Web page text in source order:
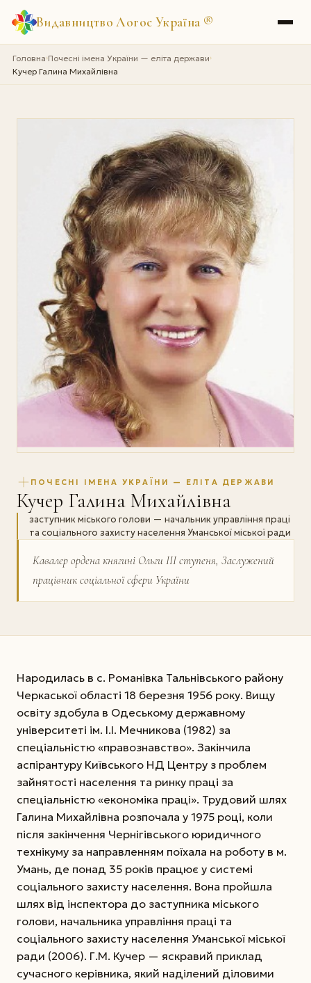
Видавництво Логос Україна ®
Головна›Почесні імена України — еліта держави›
Кучер Галина Михайлівна
ПОЧЕСНІ ІМЕНА УКРАЇНИ — ЕЛІТА ДЕРЖАВИ
Кучер Галина Михайлівна
заступник міського голови — начальник управління праці
та соціального захисту населення Уманської міської ради
Кавалер ордена княгині Ольги ІІІ ступеня, Заслужений
працівник соціальної сфери України
Народилась в с. Романівка Тальнівського району
Черкаської області 18 березня 1956 року. Вищу
освіту здобула в Одеському державному
університеті ім. І.І. Мечникова (1982) за
спеціальністю «правознавство». Закінчила
аспірантуру Київського НД Центру з проблем
зайнятості населення та ринку праці за
спеціальністю «економіка праці». Трудовий шлях
Галина Михайлівна розпочала у 1975 році, коли
після закінчення Чернігівського юридичного
технікуму за направленням поїхала на роботу в м.
Умань, де понад 35 років працює у системі
соціального захисту населення. Вона пройшла
шлях від інспектора до заступника міського
голови, начальника управління праці та
соціального захисту населення Уманської міської
ради (2006). Г.М. Кучер — яскравий приклад
сучасного керівника, який наділений діловими